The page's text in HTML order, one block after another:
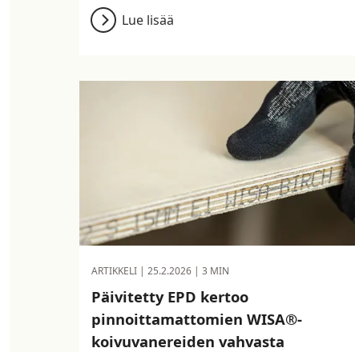
Lue lisää
ARTIKKELI | 25.2.2026 | 3 MIN
Päivitetty EPD kertoo
pinnoittamattomien WISA®-
koivuvanereiden vahvasta